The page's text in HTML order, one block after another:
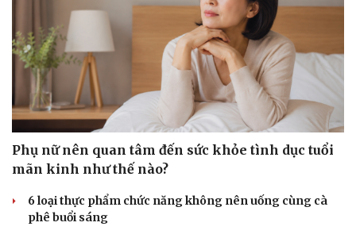
Phụ nữ nên quan tâm đến sức khỏe tình dục tuổi
mãn kinh như thế nào?
6 loại thực phẩm chức năng không nên uống cùng cà
phê buổi sáng